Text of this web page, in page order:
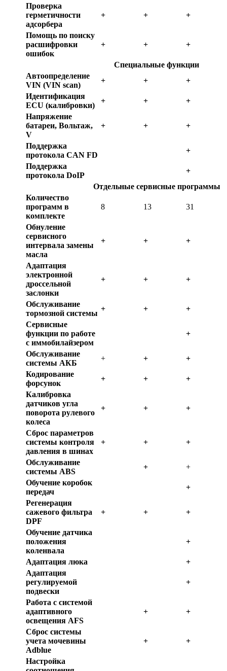
Проверка
герметичности
адсорбера
+ + +
Помощь по поиску
расшифровки
ошибок
+ + +
Специальные функции
Автоопределение
VIN (VIN scan)
+ +
+
Идентификация
ECU (калибровки)
+ +
+
Напряжение
батареи, Вольтаж,
V
+ + +
Поддержка
протокола CAN FD
+
Поддержка
протокола DoIP
+
Отдельные сервисные программы
Количество
программ в
комплекте
8 13 31
Обнуление
сервисного
интервала замены
масла
+ + +
Адаптация
электронной
дроссельной
заслонки
+ + +
Обслуживание
тормозной системы
+ +
+
Сервисные
функции по работе
с иммобилайзером
+
Обслуживание
системы АКБ
+ +
+
Кодирование
форсунок
+ +
+
Калибровка
датчиков угла
поворота рулевого
колеса
+ + +
Сброс параметров
системы контроля
давления в шинах
+ + +
Обслуживание
системы ABS
+
+
Обучение коробок
передач
+
Регенерация
сажевого фильтра
DPF
+ + +
Обучение датчика
положения
коленвала
+
Адаптация люка
+
Адаптация
регулируемой
подвески
+
Работа с системой
адаптивного
освещения AFS
+ +
Сброс системы
учета мочевины
Adblue
+ +
Настройка